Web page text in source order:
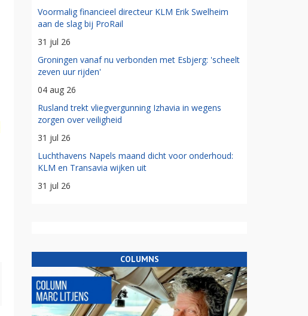
Voormalig financieel directeur KLM Erik Swelheim
aan de slag bij ProRail
31 jul 26
Groningen vanaf nu verbonden met Esbjerg: 'scheelt
zeven uur rijden'
04 aug 26
Rusland trekt vliegvergunning Izhavia in wegens
zorgen over veiligheid
31 jul 26
Luchthavens Napels maand dicht voor onderhoud:
KLM en Transavia wijken uit
31 jul 26
COLUMNS